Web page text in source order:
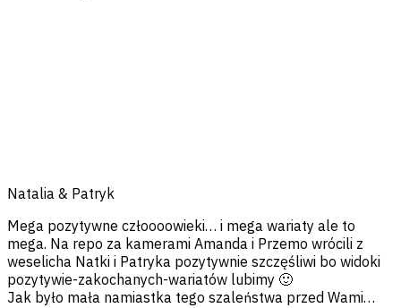
Email
Natalia & Patryk
Mega pozytywne człoooowieki… i mega wariaty ale to
mega. Na repo za kamerami Amanda i Przemo wrócili z
weselicha Natki i Patryka pozytywnie szczęśliwi bo widoki
pozytywie-zakochanych-wariatów lubimy 🙂
Jak było mała namiastka tego szaleństwa przed Wami…